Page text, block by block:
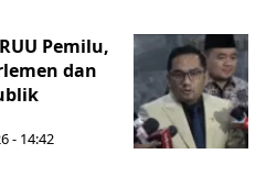
Pemilu,
dan
- 14:42